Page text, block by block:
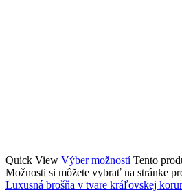
Quick View Výber možností Tento
Možnosti si môžete vybrať na stránke
Luxusná brošňa v tvare kráľovskej